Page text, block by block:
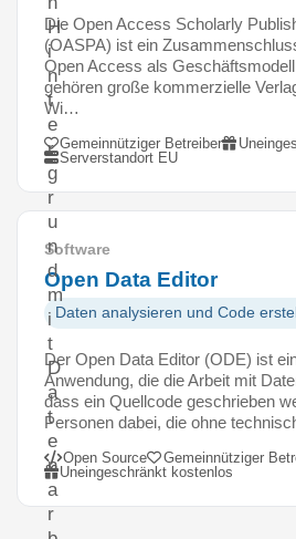
H
i
n
t
e
r
g
r
u
n
d
m
i
t
D
a
t
e
n
a
r
Die Open Access Scholarly
(OASPA) ist ein
Open Access als
gehören große kommerzielle
Wi…
Gemeinnütziger Betreiber
Serverstandort EU
Software
Open Data Editor
Daten analysieren und Code
Der Open Data Editor (ODE) ist
Anwendung, die die Arbeit mit
dass ein Quellcode geschrieben
Personen dabei, die ohne
Open Source
Gemeinnütziger
Uneingeschränkt kostenlos